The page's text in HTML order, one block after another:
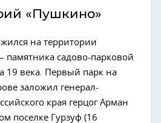
«Пушкино»
на территории
памятника садово-парковой
19 века. Первый парк на
заложил генерал-
края герцог Арман
поселке Гурзуф (16